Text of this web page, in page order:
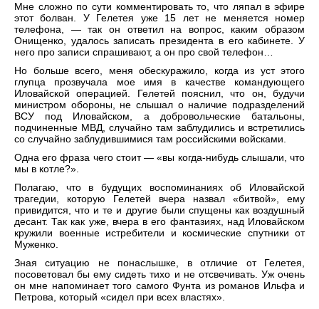
Мне сложно по сути комментировать то, что ляпал в эфире
этот болван. У Гелетея уже 15 лет не меняется номер
телефона, — так он ответил на вопрос, каким образом
Онищенко, удалось записать президента в его кабинете. У
него про записи спрашивают, а он про свой телефон…
Но больше всего, меня обескуражило, когда из уст этого
глупца прозвучала мое имя в качестве командующего
Иловайской операцией. Гелетей пояснил, что он, будучи
министром обороны, не слышал о наличие подразделений
ВСУ под Иловайском, а добровольческие батальоны,
подчиненные МВД, случайно там заблудились и встретились
со случайно заблудившимися там российскими войсками.
Одна его фраза чего стоит — «вы когда-нибудь слышали, что
мы в котле?».
Полагаю, что в будущих воспоминаниях об Иловайской
трагедии, которую Гелетей вчера назвал «битвой», ему
привидится, что и те и другие были спущены как воздушный
десант. Так как уже, вчера в его фантазиях, над Иловайском
кружили военные истребители и космические спутники от
Муженко.
Зная ситуацию не понаслышке, в отличие от Гелетея,
посоветовал бы ему сидеть тихо и не отсвечивать. Уж очень
он мне напоминает того самого Фунта из романов Ильфа и
Петрова, который «сидел при всех властях».